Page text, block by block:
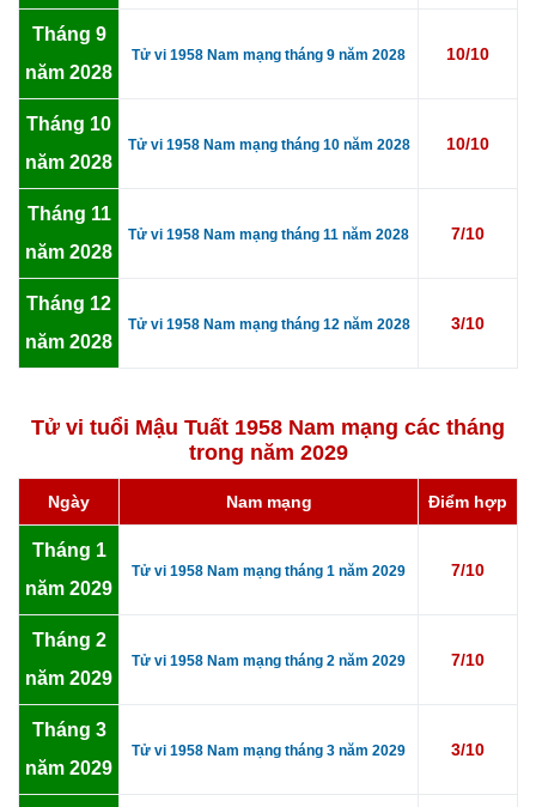
Tháng 9
năm 2028
Tử vi 1958 Nam mạng tháng 9 năm 2028 10/10
Tháng 10
năm 2028
Tử vi 1958 Nam mạng tháng 10 năm 2028 10/10
Tháng 11
năm 2028
Tử vi 1958 Nam mạng tháng 11 năm 2028 7/10
Tháng 12
năm 2028
Tử vi 1958 Nam mạng tháng 12 năm 2028 3/10
Tử vi tuổi Mậu Tuất 1958 Nam mạng các tháng
trong năm 2029
Ngày Nam mạng Điểm hợp
Tháng 1
năm 2029
Tử vi 1958 Nam mạng tháng 1 năm 2029 7/10
Tháng 2
năm 2029
Tử vi 1958 Nam mạng tháng 2 năm 2029 7/10
Tháng 3
năm 2029
Tử vi 1958 Nam mạng tháng 3 năm 2029 3/10